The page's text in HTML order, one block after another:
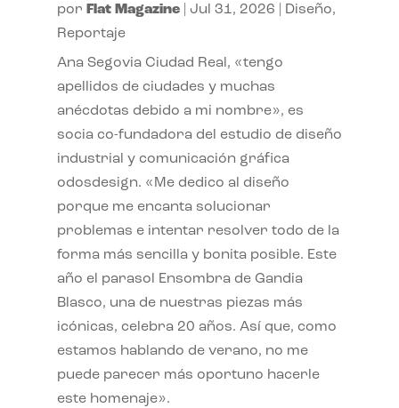
por Flat Magazine| Jul 31, 2026 Diseño,
Reportaje
Ana Segovia Ciudad Real, «tengo
apellidos de ciudades y muchas
anécdotas debido a mi nombre», es
socia co-fundadora del estudio de diseño
industrial y comunicación gráfica
odosdesign. «Me dedico al diseño
porque me encanta solucionar
problemas e intentar resolver todo de la
forma más sencilla y bonita posible. Este
año el parasol Ensombra de Gandia
Blasco, una de nuestras piezas más
icónicas, celebra 20 años. Así que, como
estamos hablando de verano, no me
puede parecer más oportuno hacerle
este homenaje».